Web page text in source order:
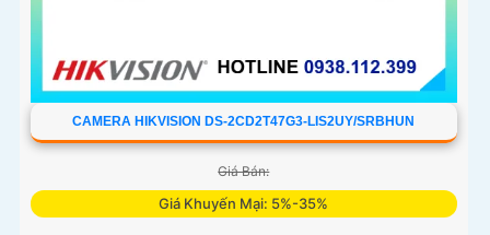
CAMERA HIKVISION DS-2CD2T47G3-LIS2UY/SRBHUN
Giá Bán:
Giá Khuyến Mại: 5%-35%